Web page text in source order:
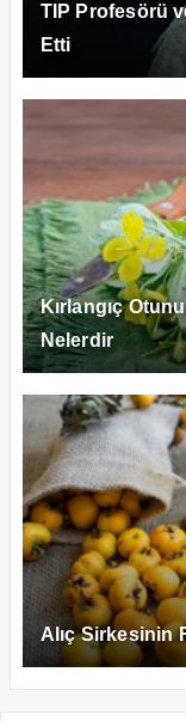
TIP Profesörü
Etti
Kırlangıç
Nelerdir
Alıç Sirkesinin